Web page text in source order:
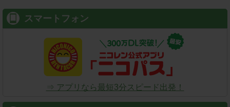
スマートフォン
⇒ アプリなら最短3分スピード出発！